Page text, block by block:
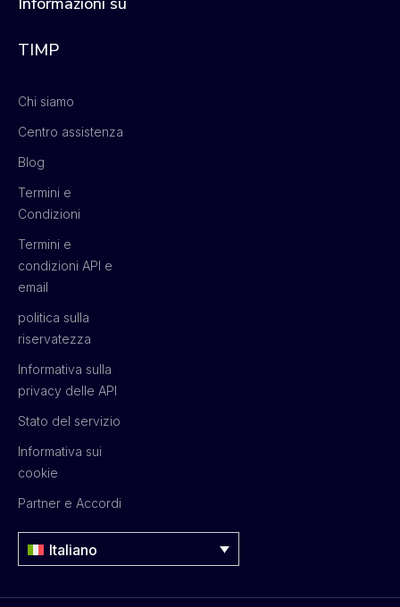
TIMP
Chi siamo
Centro assistenza
Blog
Termini e
Condizioni
Termini e
condizioni API e
email
politica sulla
riservatezza
Informativa sulla
privacy delle API
Stato del servizio
Informativa sui
cookie
Partner e Accordi
Italiano